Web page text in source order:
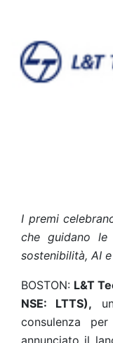
I premi
che guidano le
sostenibilità, AI
BOSTON: L&T
NSE: LTTS),
consulenza
annunciato il